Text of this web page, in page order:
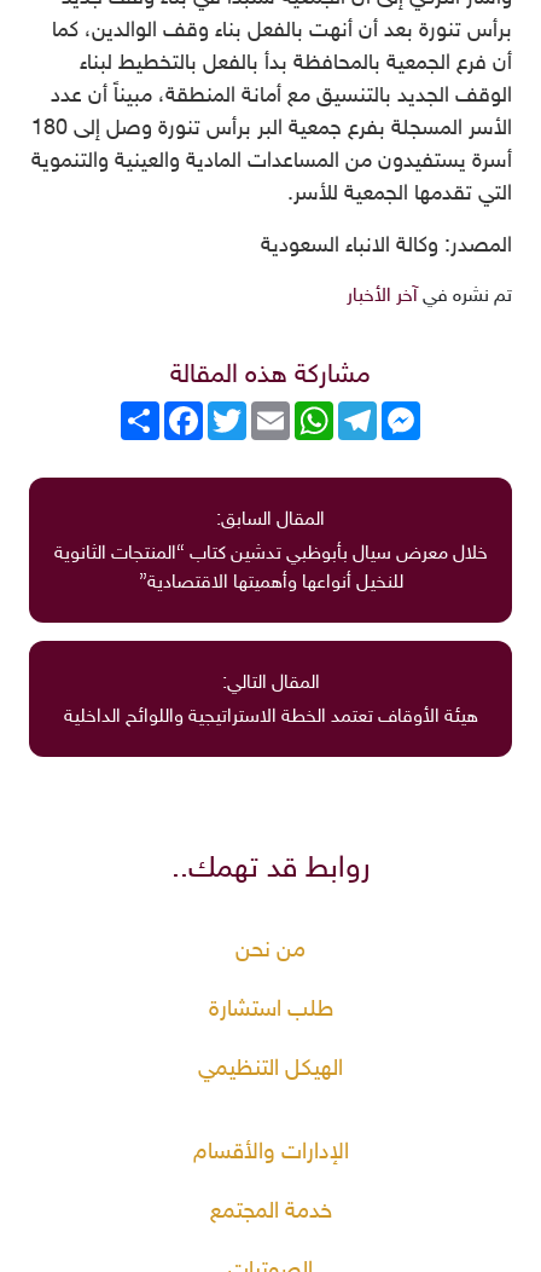
برأس تنورة بعد أن أنهت بالفعل بناء وقف الوالدين، كما
أن فرع الجمعية بالمحافظة بدأ بالفعل بالتخطيط لبناء
الوقف الجديد بالتنسيق مع أمانة المنطقة، مبيناً أن عدد
الأسر المسجلة بفرع جمعية البر برأس تنورة وصل إلى 180
أسرة يستفيدون من المساعدات المادية والعينية والتنموية
التي تقدمها الجمعية للأسر.
المصدر: وكالة الانباء السعودية
تم نشره في آخر الأخبار
مشاركة هذه المقالة
انشر
FacebookTwitterEmail
WhatsAppTelegram
Messenger
المقال السابق:
خلال معرض سيال بأبوظبي تدشين كتاب “المنتجات الثانوية
للنخيل أنواعها وأهميتها الاقتصادية”
المقال التالي:
هيئة الأوقاف تعتمد الخطة الاستراتيجية واللوائح الداخلية
روابط قد تهمك..
من نحن
طلب استشارة
الهيكل التنظيمي
الإدارات والأقسام
خدمة المجتمع